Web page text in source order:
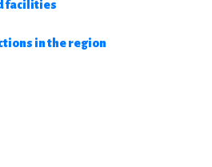
facilities
in the region